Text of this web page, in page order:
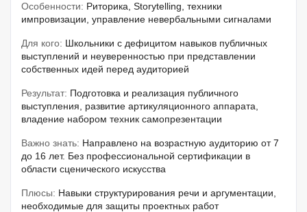
Особенности: Риторика, Storytelling, техники
импровизации, управление невербальными сигналами
Для кого: Школьники с дефицитом навыков публичных
выступлений и неуверенностью при представлении
собственных идей перед аудиторией
Результат: Подготовка и реализация публичного
выступления, развитие артикуляционного аппарата,
владение набором техник самопрезентации
Важно знать: Направлено на возрастную аудиторию от 7
до 16 лет. Без профессиональной сертификации в
области сценического искусства
Плюсы: Навыки структурирования речи и аргументации,
необходимые для защиты проектных работ